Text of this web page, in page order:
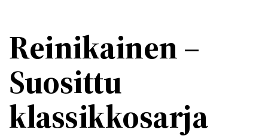
Reinikainen –
Suosittu
klassikkosarja